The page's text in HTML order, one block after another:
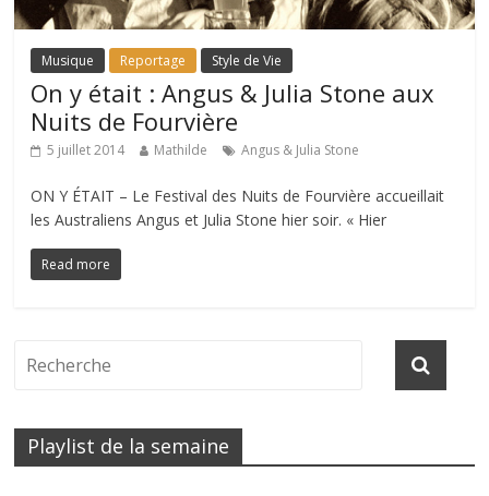
Musique Reportage Style de Vie
On y était : Angus & Julia Stone aux
Nuits de Fourvière
5 juillet 2014 Mathilde Angus & Julia Stone
ON Y ÉTAIT – Le Festival des Nuits de Fourvière accueillait
les Australiens Angus et Julia Stone hier soir. « Hier
Read more
Playlist de la semaine